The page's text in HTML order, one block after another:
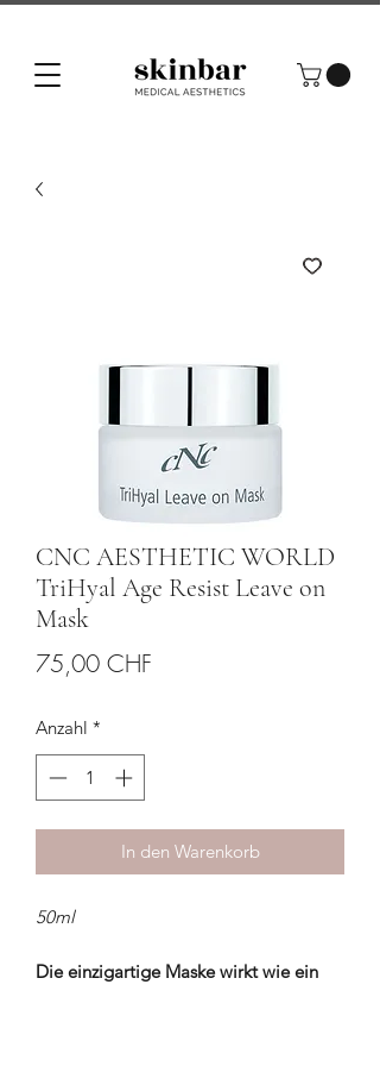
CNC AESTHETIC WORLD
TriHyal Age Resist Leave on
Mask
75,00 CHF
Anzahl *
In den Warenkorb
50ml
Die einzigartige Maske wirkt wie ein